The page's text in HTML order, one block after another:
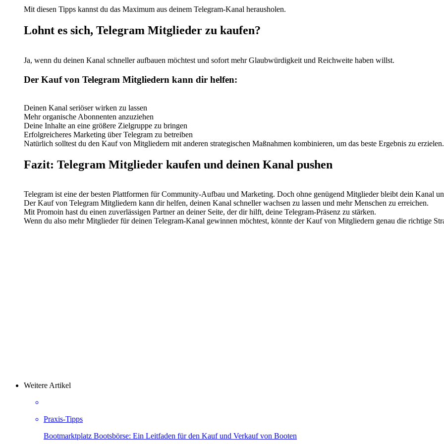
Mit diesen Tipps kannst du das Maximum aus deinem Telegram-Kanal herausholen.
Lohnt es sich, Telegram Mitglieder zu kaufen?
Ja, wenn du deinen Kanal schneller aufbauen möchtest und sofort mehr Glaubwürdigkeit und Reichweite haben willst.
Der Kauf von Telegram Mitgliedern kann dir helfen:
Deinen Kanal seriöser wirken zu lassen
Mehr organische Abonnenten anzuziehen
Deine Inhalte an eine größere Zielgruppe zu bringen
Erfolgreicheres Marketing über Telegram zu betreiben
Natürlich solltest du den Kauf von Mitgliedern mit anderen strategischen Maßnahmen kombinieren, um das beste Ergebnis zu erzielen.
Fazit: Telegram Mitglieder kaufen und deinen Kanal pushen
Telegram ist eine der besten Plattformen für Community-Aufbau und Marketing. Doch ohne genügend Mitglieder bleibt dein Kanal
Der Kauf von Telegram Mitgliedern kann dir helfen, deinen Kanal schneller wachsen zu lassen und mehr Menschen zu erreichen.
Mit Promoin hast du einen zuverlässigen Partner an deiner Seite, der dir hilft, deine Telegram-Präsenz zu stärken.
Wenn du also mehr Mitglieder für deinen Telegram-Kanal gewinnen möchtest, könnte der Kauf von Mitgliedern genau die richtige
Weitere Artikel
Praxis-Tipps
Bootmarktplatz Bootsbörse: Ein Leitfaden für den Kauf und Verkauf von Booten